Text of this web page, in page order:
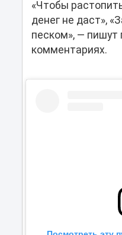
«Чтобы
денег не даст»,
песком», — пишут
комментариях.